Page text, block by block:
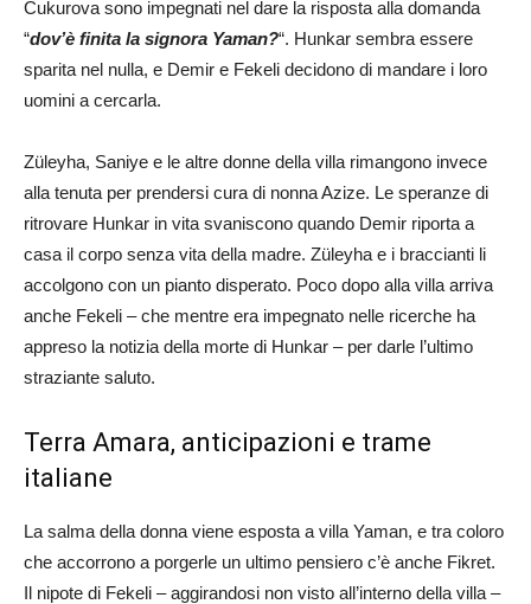
Cukurova sono impegnati nel dare la risposta alla domanda
“dov’è finita la signora Yaman?“. Hunkar sembra essere
sparita nel nulla, e Demir e Fekeli decidono di mandare i loro
uomini a cercarla.
Züleyha, Saniye e le altre donne della villa rimangono invece
alla tenuta per prendersi cura di nonna Azize. Le speranze di
ritrovare Hunkar in vita svaniscono quando Demir riporta a
casa il corpo senza vita della madre. Züleyha e i braccianti li
accolgono con un pianto disperato. Poco dopo alla villa arriva
anche Fekeli – che mentre era impegnato nelle ricerche ha
appreso la notizia della morte di Hunkar – per darle l’ultimo
straziante saluto.
Terra Amara, anticipazioni e trame
italiane
La salma della donna viene esposta a villa Yaman, e tra coloro
che accorrono a porgerle un ultimo pensiero c’è anche Fikret.
Il nipote di Fekeli – aggirandosi non visto all’interno della villa –